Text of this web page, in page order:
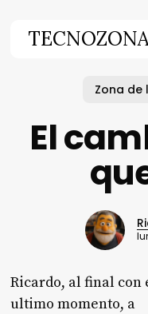
Zona
El
Ricardo, al final con
ultimo momento, a